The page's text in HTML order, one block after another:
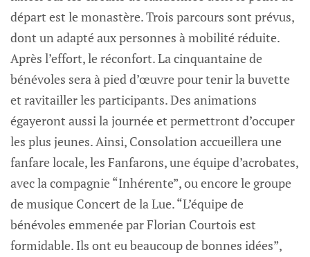
départ est le monastère. Trois parcours sont prévus,
dont un adapté aux personnes à mobilité réduite.
Après l’effort, le réconfort. La cinquantaine de
bénévoles sera à pied d’œuvre pour tenir la buvette
et ravitailler les participants. Des animations
égayeront aussi la journée et permettront d’occuper
les plus jeunes. Ainsi, Consolation accueillera une
fanfare locale, les Fanfarons, une équipe d’acrobates,
avec la compagnie “Inhérente”, ou encore le groupe
de musique Concert de la Lue. “L’équipe de
bénévoles emmenée par Florian Courtois est
formidable. Ils ont eu beaucoup de bonnes idées”,